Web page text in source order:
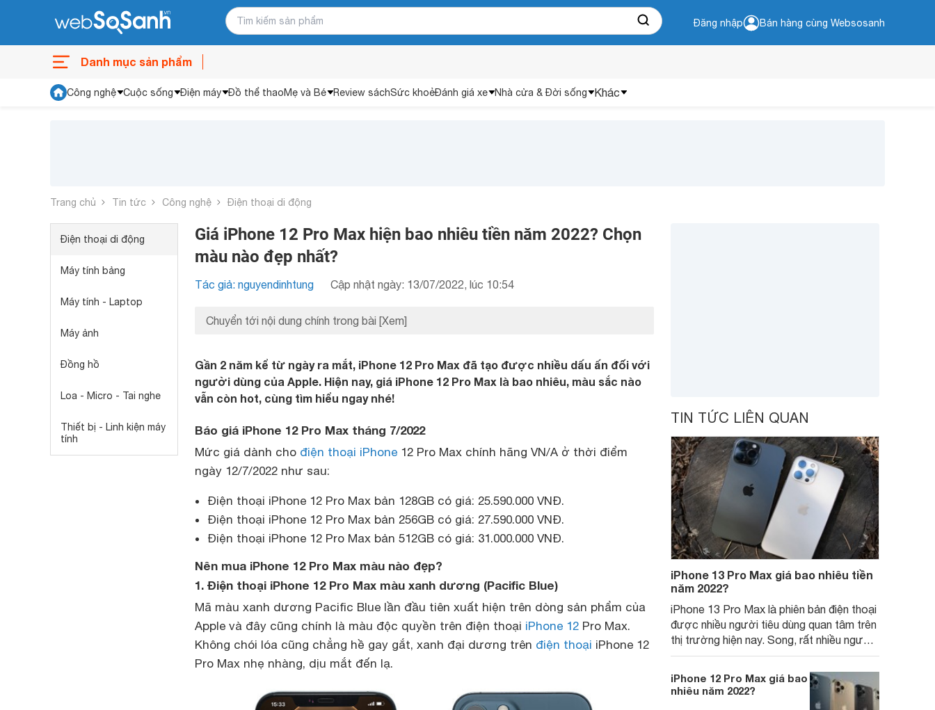
Đăng nhập Bán hàng cùng Websosanh
Danh mục sản phẩm
Công nghệ Cuộc sống Điện máy Đồ thể thaoMẹ và Bé Review sáchSức khoẻĐánh giá xe Nhà cửa & Đời sống Khác
Trang chủ Tin tức Công nghệ Điện thoại di động
Điện thoại di động
Máy tính bảng
Máy tính - Laptop
Máy ảnh
Đồng hồ
Loa - Micro - Tai nghe
Thiết bị - Linh kiện máy
tính
Giá iPhone 12 Pro Max hiện bao nhiêu tiền năm 2022? Chọn
màu nào đẹp nhất?
Tác giả: nguyendinhtung Cập nhật ngày: 13/07/2022, lúc 10:54
Chuyển tới nội dung chính trong bài [Xem]
Gần 2 năm kể từ ngày ra mắt, iPhone 12 Pro Max đã tạo được nhiều dấu ấn đối với
người dùng của Apple. Hiện nay, giá iPhone 12 Pro Max là bao nhiêu, màu sắc nào
vẫn còn hot, cùng tìm hiểu ngay nhé!
Báo giá iPhone 12 Pro Max tháng 7/2022
Mức giá dành cho điện thoại iPhone 12 Pro Max chính hãng VN/A ở thời điểm
ngày 12/7/2022 như sau:
Điện thoại iPhone 12 Pro Max bản 128GB có giá: 25.590.000 VNĐ.
Điện thoại iPhone 12 Pro Max bản 256GB có giá: 27.590.000 VNĐ.
Điện thoại iPhone 12 Pro Max bản 512GB có giá: 31.000.000 VNĐ.
Nên mua iPhone 12 Pro Max màu nào đẹp?
1. Điện thoại iPhone 12 Pro Max màu xanh dương (Pacific Blue)
Mã màu xanh dương Pacific Blue lần đầu tiên xuất hiện trên dòng sản phẩm của
Apple và đây cũng chính là màu độc quyền trên điện thoại iPhone 12 Pro Max.
Không chói lóa cũng chẳng hề gay gắt, xanh đại dương trên điện thoại iPhone 12
Pro Max nhẹ nhàng, dịu mắt đến lạ.
TIN TỨC LIÊN QUAN
iPhone 13 Pro Max giá bao nhiêu tiền
năm 2022?
iPhone 13 Pro Max là phiên bản điện thoại
được nhiều người tiêu dùng quan tâm trên
thị trường hiện nay. Song, rất nhiều người
tiêu dùng băn khoăn về giá của chiếc
smartphone này bao nhiêu tiền? Chúng ta
cùng tìm hiểu chi tiết qua bài viết dưới đây.
iPhone 12 Pro Max giá bao
nhiêu năm 2022?